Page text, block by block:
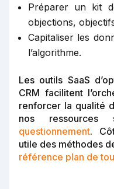
Préparer un kit
objections,
Capitaliser les
l’algorithme.
Les outils SaaS
CRM facilitent
renforcer la qualité
nos
questionnement.
utile des méthodes
référence plan de